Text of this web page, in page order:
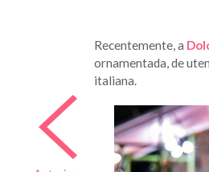
Recentemente, a
ornamentada, de
italiana.